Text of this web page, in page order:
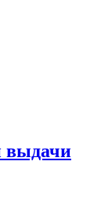
выдачи